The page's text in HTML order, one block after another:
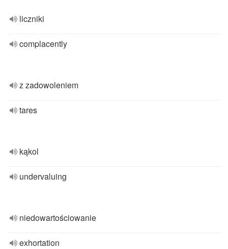
liczniki
complacently
z zadowoleniem
tares
kąkol
undervaluing
niedowartościowanie
exhortation